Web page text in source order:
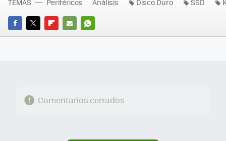
FACEBOOK
TWITTERFLIPBOARD
E-
WHATSAPP
Comentarios cerrados